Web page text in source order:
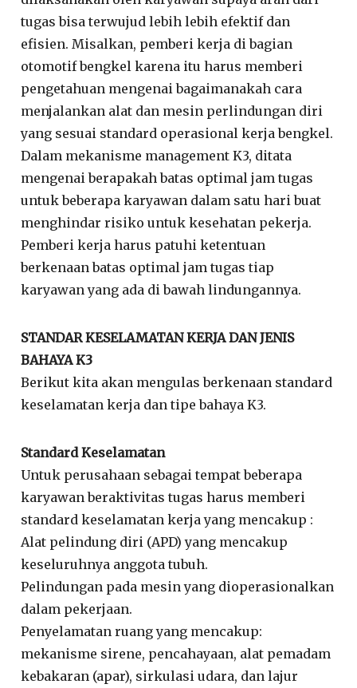
tugas bisa terwujud lebih lebih efektif dan
efisien. Misalkan, pemberi kerja di bagian
otomotif bengkel karena itu harus memberi
pengetahuan mengenai bagaimanakah cara
menjalankan alat dan mesin perlindungan diri
yang sesuai standard operasional kerja bengkel.
Dalam mekanisme management K3, ditata
mengenai berapakah batas optimal jam tugas
untuk beberapa karyawan dalam satu hari buat
menghindar risiko untuk kesehatan pekerja.
Pemberi kerja harus patuhi ketentuan
berkenaan batas optimal jam tugas tiap
karyawan yang ada di bawah lindungannya.
STANDAR KESELAMATAN KERJA DAN JENIS
BAHAYA K3
Berikut kita akan mengulas berkenaan standard
keselamatan kerja dan tipe bahaya K3.
Standard Keselamatan
Untuk perusahaan sebagai tempat beberapa
karyawan beraktivitas tugas harus memberi
standard keselamatan kerja yang mencakup :
Alat pelindung diri (APD) yang mencakup
keseluruhnya anggota tubuh.
Pelindungan pada mesin yang dioperasionalkan
dalam pekerjaan.
Penyelamatan ruang yang mencakup:
mekanisme sirene, pencahayaan, alat pemadam
kebakaran (apar), sirkulasi udara, dan lajur